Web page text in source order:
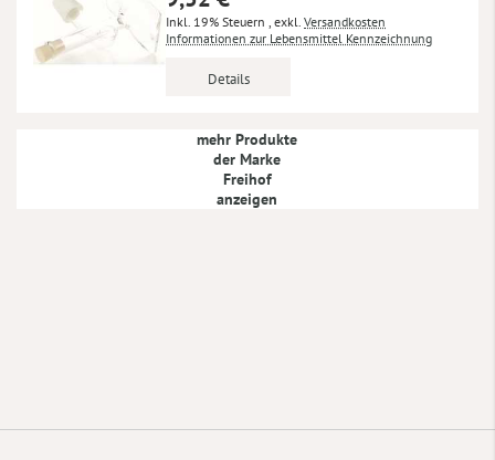
Inkl. 19% Steuern , exkl. Versandkosten
Informationen zur Lebensmittel Kennzeichnung
Details
mehr Produkte
der Marke
Freihof
anzeigen